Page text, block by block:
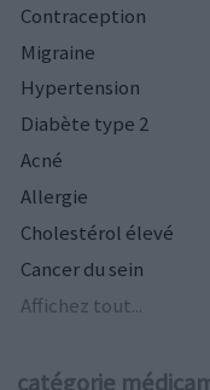
Contraception
Migraine
Hypertension
Diabète type 2
Acné
Allergie
Cholestérol élevé
Cancer du sein
Affichez tout...
catégorie